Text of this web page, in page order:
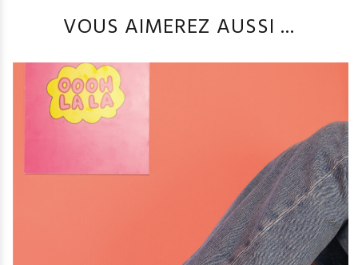
VOUS AIMEREZ AUSSI ...